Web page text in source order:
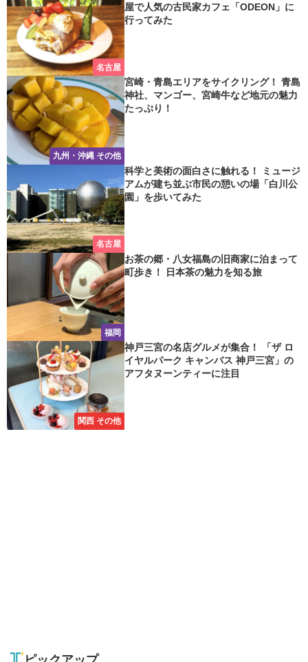
名古屋
屋で人気の古民家カフェ「ODEON」に
行ってみた
九州・沖縄 その他
宮崎・青島エリアをサイクリング！ 青島
神社、マンゴー、宮崎牛など地元の魅力
たっぷり！
名古屋
科学と美術の面白さに触れる！ ミュージ
アムが建ち並ぶ市民の憩いの場「白川公
園」を歩いてみた
福岡
お茶の郷・八女福島の旧商家に泊まって
町歩き！ 日本茶の魅力を知る旅
関西 その他
神戸三宮の名店グルメが集合！ 「ザ ロ
イヤルパーク キャンバス 神戸三宮」の
アフタヌーンティーに注目